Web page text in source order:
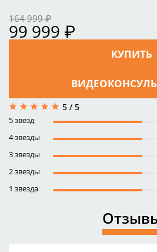
5 / 5
5 звезд
4 звезды
3 звезды
2 звезды
1 звезда
164 999 ₽
99 999 ₽
КУПИТЬ